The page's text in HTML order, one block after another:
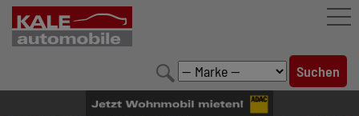
FAHRZEUGBESTAND